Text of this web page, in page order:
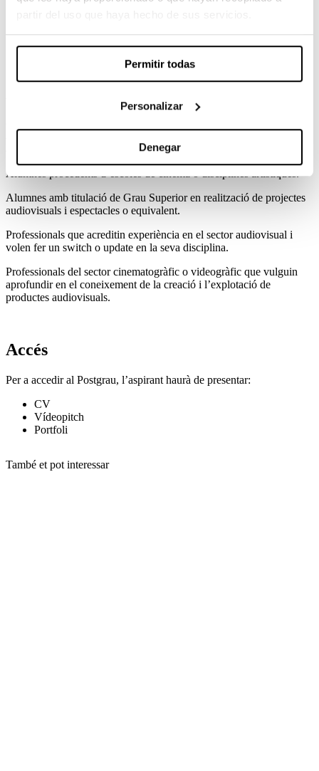
Permitir todas
Personalizar
Denegar
audiovisual sense experiència en l’àmbit del rodatge professional.
Alumnes procedents d’escoles de cinema o disciplines artístiques.
Alumnes amb titulació de Grau Superior en realització de projectes
audiovisuals i espectacles o equivalent.
Professionals que acreditin experiència en el sector audiovisual i
volen fer un switch o update en la seva disciplina.
Professionals del sector cinematogràfic o videogràfic que vulguin
aprofundir en el coneixement de la creació i l’explotació de
productes audiovisuals.
Accés
Per a accedir al Postgrau, l’aspirant haurà de presentar:
CV
Vídeopitch
Portfoli
També et pot interessar